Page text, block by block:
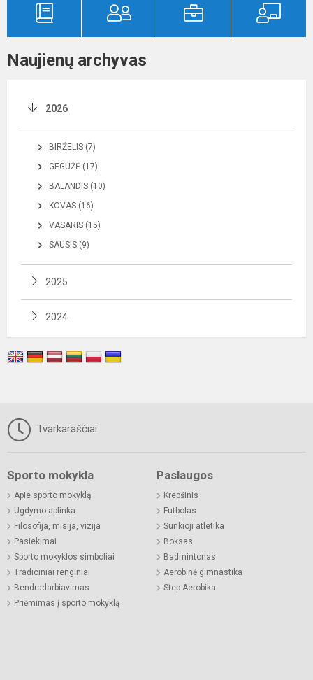
Naujienų archyvas
2026
BIRŽELIS (7)
GEGUŽĖ (17)
BALANDIS (10)
KOVAS (16)
VASARIS (15)
SAUSIS (9)
2025
2024
Tvarkaraščiai
Sporto mokykla
Apie sporto mokyklą
Ugdymo aplinka
Filosofija, misija, vizija
Pasiekimai
Sporto mokyklos simboliai
Tradiciniai renginiai
Bendradarbiavimas
Priėmimas į sporto mokyklą
Paslaugos
Krepšinis
Futbolas
Sunkioji atletika
Boksas
Badmintonas
Aerobinė gimnastika
Step Aerobika